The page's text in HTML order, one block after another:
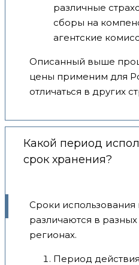
различные
сборы на
агентские
Описанный выше
цены применим для
отличаться в других
Какой период
срок хранения?
Сроки использования
различаются в разных
регионах.
Период